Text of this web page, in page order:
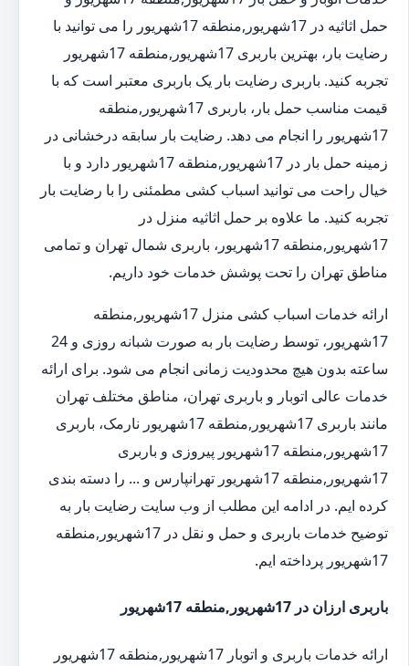
حمل اثاثیه در 17شهریور,منطقه 17شهریور را می توانید با
رضایت بار، بهترین باربری 17شهریور,منطقه 17شهریور
تجربه کنید. باربری رضایت بار یک باربری معتبر است که با
قیمت مناسب حمل بار، باربری 17شهریور,منطقه
17شهریور را انجام می دهد. رضایت بار سابقه درخشانی در
زمینه حمل بار در 17شهریور,منطقه 17شهریور دارد و با
خیال راحت می توانید اسباب کشی مطمئنی را با رضایت بار
تجربه کنید. ما علاوه بر حمل اثاثیه منزل در
17شهریور,منطقه 17شهریور، باربری شمال تهران و تمامی
مناطق تهران را تحت پوشش خدمات خود داریم.
ارائه خدمات اسباب کشی منزل 17شهریور,منطقه
17شهریور، توسط رضایت بار به صورت شبانه روزی و 24
ساعته بدون هیچ محدودیت زمانی انجام می شود. برای ارائه
خدمات عالی اتوبار و باربری تهران، مناطق مختلف تهران
مانند باربری 17شهریور,منطقه 17شهریور نارمک، باربری
17شهریور,منطقه 17شهریور پیروزی و باربری
17شهریور,منطقه 17شهریور تهرانپارس و ... را دسته بندی
کرده ایم. در ادامه این مطلب از وب سایت رضایت بار به
توضیح خدمات باربری و حمل و نقل در 17شهریور,منطقه
17شهریور پرداخته ایم.
باربری ارزان در 17شهریور,منطقه 17شهریور
ارائه خدمات باربری و اتوبار 17شهریور,منطقه 17شهریور